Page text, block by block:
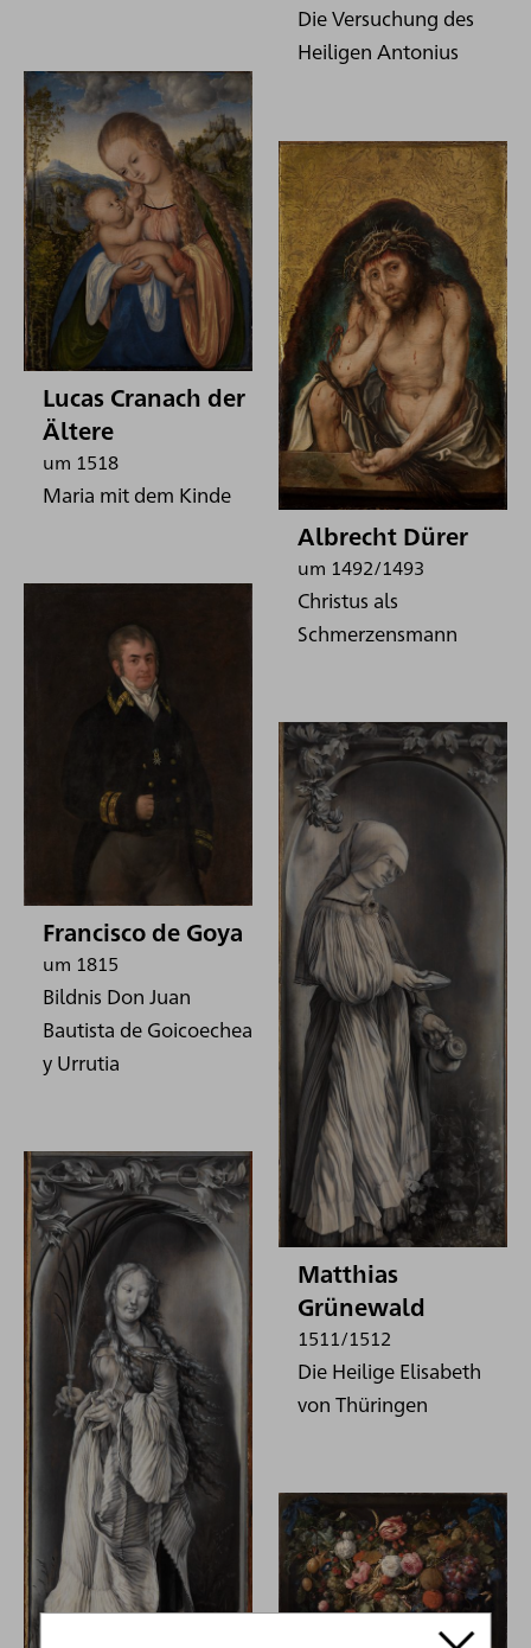
Die Versuchung des
Heiligen Antonius
Lucas Cranach der
Ältere
um 1518
Maria mit dem Kinde
Albrecht Dürer
um 1492/1493
Christus als
Schmerzensmann
Francisco de Goya
um 1815
Bildnis Don Juan
Bautista de Goicoechea
y Urrutia
Matthias
Grünewald
1511/1512
Die Heilige Elisabeth
von Thüringen